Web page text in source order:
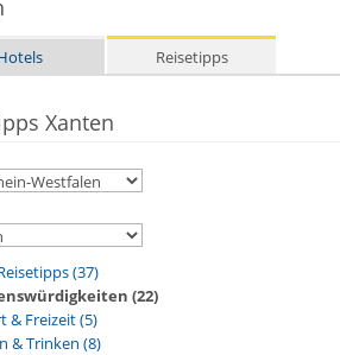
Reisetipps
Xanten
(37)
(22)
& Freizeit (5)
& Trinken (8)